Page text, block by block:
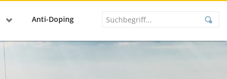
Anti-Doping